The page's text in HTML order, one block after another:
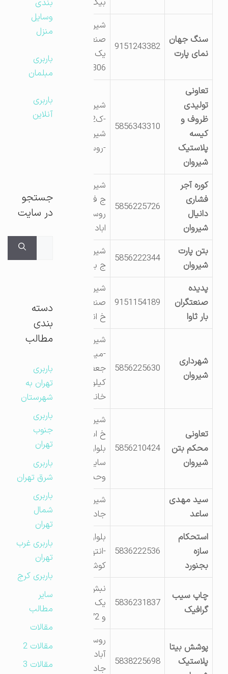
سنگ جهان
نمای پارت
9151243382
شیروان شهرک
صنعتی فاز
یک قطعات
تعاونی
تولیدی
ظروف و
کیسه
پلاستیک
شیروان
5856343310
شیروان
-ک12ج
شیروان-قوچان
-روستای دوین
کوره آجر
فشاری
دانیال
شیروان
5856225726
ج فاروج
روستای برزل
بتن پارت
شیروان
5856222344
ج بجنورد
پدیده
صنعتگران
بار ثاوا
9151154189
شیروان شهرک
صنعتی نبش
خ اندیشه 15
شهرداری
شیروان
5856225630
شیروان
-میدان
جعفرقلی-
خانلق
تعاونی
محکم بتن
شیروان
5856210424
شیروان انتهای
خ استقلال
بلوار پیروزی
سایت کوی
وحدت
سید مهدی
ساعد
جاده فاروج
استحکام
بجنورد
5836222536
بلوار صنعت
-انتهای
کوشش 1
چاپ سیب
گرافیک
5836231837
نبش اندیشه
پوشش بیتا
پلاستیک
5838225698
روستای برزل
آباد حاشیه
جاده شیروان
بندی
وسایل
منزل
باربری
مبلمان
باربری
آنلاین
جستجو
در سایت
دسته
بندی
مطالب
باربری
تهران به
شهرستان
باربری
جنوب
تهران
باربری
شرق تهران
باربری
شمال
تهران
باربری غرب
تهران
باربری کرج
مطالب
مقالات
مقالات 2
مقالات 3